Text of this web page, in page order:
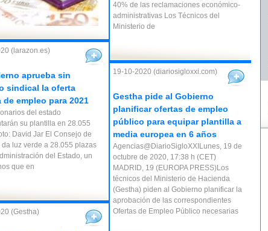
(larazon.es)
aprueba sin
sindical la oferta
de empleo para 2021
del estado
su plantilla en 28.055
David Jar El Consejo de
da luz verde a 28.055 plazas
del Estado, un
que en
(Gestha)
40% de las reclamaciones económico-
administrativas Los Técnicos del
Ministerio de
19-10-2020 (diariosigloxxi.com)
Gestha pide al Gobierno
planificar ofertas de empleo
público para equipar plantilla a
media europea en 6 años
Agencias@DiarioSigloXXILunes, 19 de
octubre de 2020, 17:38 h (CET)
MADRID, 19 (EUROPA PRESS)Los
técnicos del Ministerio de Hacienda
(Gestha) piden al Gobierno planificar la
aprobación de las correspondientes
Ofertas de Empleo Público necesarias